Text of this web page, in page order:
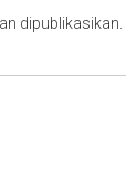
dipublikasikan.